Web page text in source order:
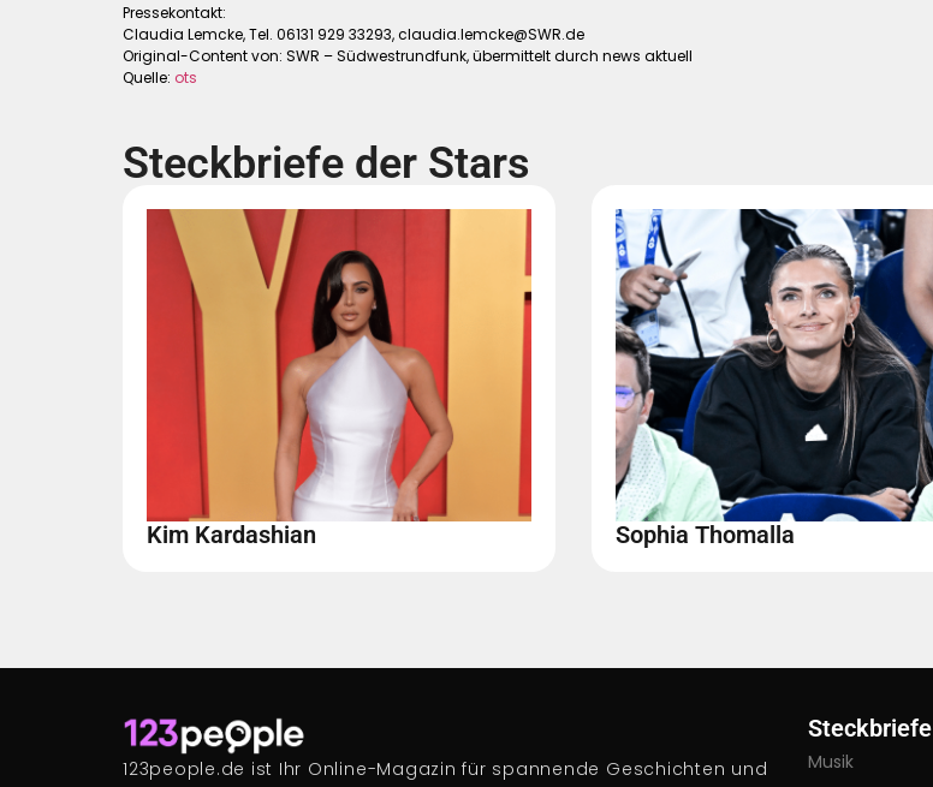
Pressekontakt:
Claudia Lemcke, Tel. 06131 929 33293,claudia.lemcke@SWR.de
Original-Content von: SWR – Südwestrundfunk, übermittelt durch news aktuell
Quelle: ots
Steckbriefe der Stars
Kim Kardashian Sophia Thomalla
123people.de ist Ihr Online-Magazin für spannende Geschichten und
Steckbriefe
Musik